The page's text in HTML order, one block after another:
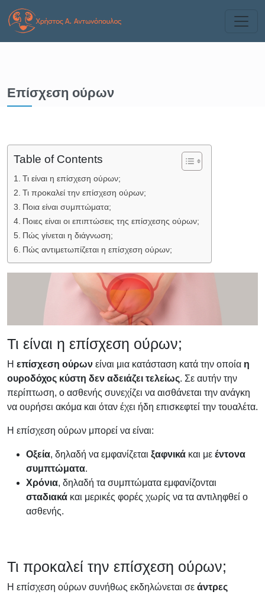
Επίσχεση ούρων
Table of Contents
Τι είναι η επίσχεση ούρων;
Τι προκαλεί την επίσχεση ούρων;
Ποια είναι συμπτώματα;
Ποιες είναι οι επιπτώσεις της επίσχεσης ούρων;
Πώς γίνεται η διάγνωση;
Πώς αντιμετωπίζεται η επίσχεση ούρων;
Τι είναι η επίσχεση ούρων;
Η επίσχεση ούρων είναι μια κατάσταση κατά την οποία η
ουροδόχος κύστη δεν αδειάζει τελείως. Σε αυτήν την
περίπτωση, ο ασθενής συνεχίζει να αισθάνεται την ανάγκη
να ουρήσει ακόμα και όταν έχει ήδη επισκεφτεί την τουαλέτα.
Η επίσχεση ούρων μπορεί να είναι:
Οξεία, δηλαδή να εμφανίζεται ξαφνικά και με έντονα
συμπτώματα.
Χρόνια, δηλαδή τα συμπτώματα εμφανίζονται
σταδιακά και μερικές φορές χωρίς να τα αντιληφθεί ο
ασθενής.
Τι προκαλεί την επίσχεση ούρων;
Η επίσχεση ούρων συνήθως εκδηλώνεται σε άντρες